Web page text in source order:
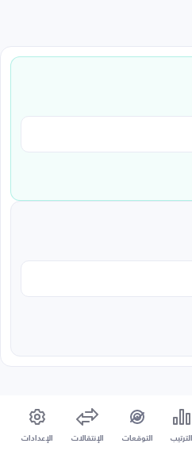
الترتيب التوقعات الإنتقالات الإعدادات